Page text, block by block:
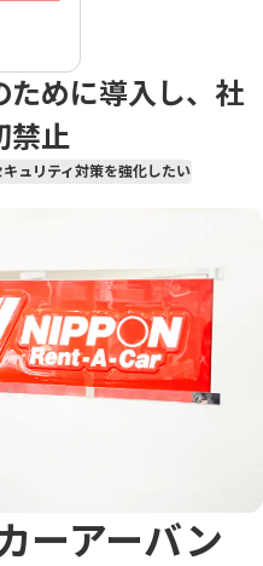
ために導入し、社
禁止
キュリティ対策を強化したい
ーアーバン